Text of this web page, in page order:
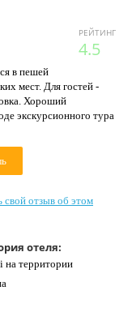
РЕЙТИНГ
4.5
в пешей
мест. Для гостей -
Хороший
экскурсионного тура
свой отзыв об этом
отеля:
на территории